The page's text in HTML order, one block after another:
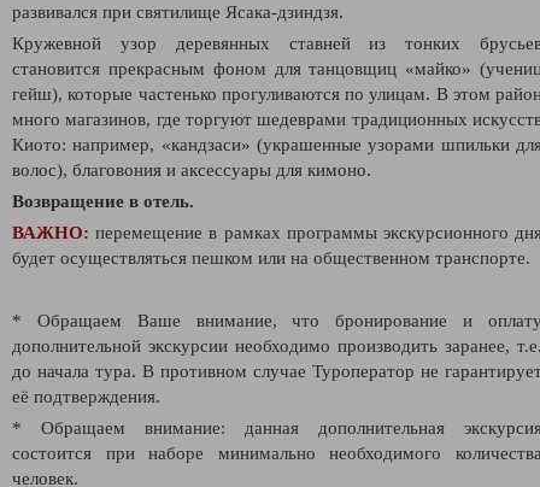
развивался при святилище Ясака-дзиндзя.
Кружевной узор деревянных ставней из тонких
становится прекрасным фоном для танцовщиц «майко»
гейш), которые частенько прогуливаются по улицам. В этом
много магазинов, где торгуют шедеврами традиционных
Киото: например, «кандзаси» (украшенные узорами шпильки
волос), благовония и аксессуары для кимоно.
Возвращение в отель.
ВАЖНО: перемещение в рамках программы экскурсионного
будет осуществляться пешком или на общественном транспорте.
* Обращаем Ваше внимание, что бронирование и
дополнительной экскурсии необходимо производить заранее,
до начала тура. В противном случае Туроператор не
её подтверждения.
* Обращаем внимание: данная дополнительная
состоится при наборе минимально необходимого
человек.